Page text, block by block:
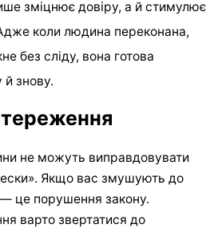
зміцнює довіру, а й стимулює
коли людина переконана,
без сліду, вона готова
й знову.
не можуть виправдовувати
Якщо вас змушують до
— це порушення закону.
варто звертатися до